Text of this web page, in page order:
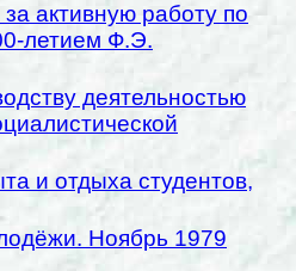
активную работу по
летием Ф.Э.
деятельностью
и отдыха студентов,
Ноябрь 1979